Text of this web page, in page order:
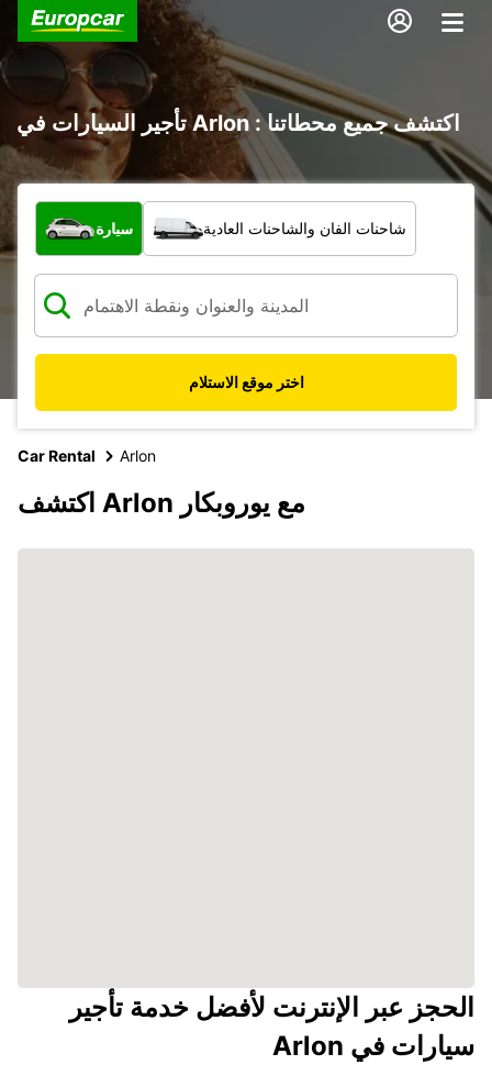
تأجير السيارات في Arlon : اكتشف جميع محطاتنا
ما نوع المركبة؟
سيارة شاحنات الفان والشاحنات العادية
اختر موقع الاستلام
Car Rental Arlon
اكتشف Arlon مع يوروبكار
الحجز عبر الإنترنت لأفضل خدمة تأجير
سيارات في Arlon